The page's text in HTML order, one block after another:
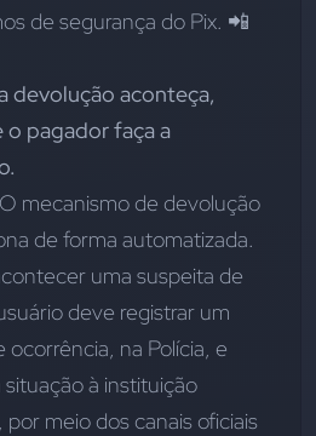
de segurança do Pix. 📲
devolução aconteça,
o pagador faça a
O mecanismo de devolução
de forma automatizada.
uma suspeita de
deve registrar um
ocorrência, na Polícia, e
situação à instituição
por meio dos canais oficiais